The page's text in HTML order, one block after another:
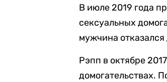
В июле 2019 года
сексуальных
мужчина отказался
Рэпп в октябре
домогательствах.